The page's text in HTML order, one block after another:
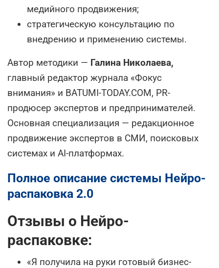
медийного продвижения;
стратегическую консультацию по
внедрению и применению системы.
Автор методики — Галина Николаева,
главный редактор журнала «Фокус
внимания» и BATUMI-TODAY.COM, PR-
продюсер экспертов и предпринимателей.
Основная специализация — редакционное
продвижение экспертов в СМИ, поисковых
системах и AI-платформах.
Полное описание системы Нейро-
распаковка 2.0
Отзывы о Нейро-
распаковке:
«Я получила на руки готовый бизнес-